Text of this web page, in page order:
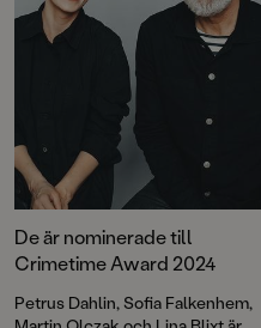
De är nominerade till
Crimetime Award 2024
Petrus Dahlin, Sofia Falkenhem,